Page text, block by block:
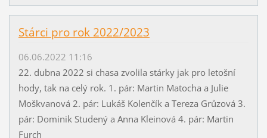
Stárci pro rok 2022/2023
06.06.2022 11:16
22. dubna 2022 si chasa zvolila stárky jak pro letošní
hody, tak na celý rok. 1. pár: Martin Matocha a Julie
Moškvanová 2. pár: Lukáš Kolenčík a Tereza Grůzová 3.
pár: Dominik Studený a Anna Kleinová 4. pár: Martin
Furch